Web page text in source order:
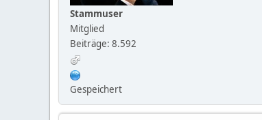
Stammuser
Mitglied
Beiträge: 8.592
Gespeichert